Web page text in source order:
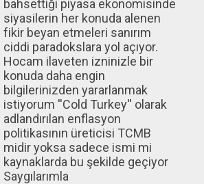
bahsettiği piyasa ekonomisinde
siyasilerin her konuda alenen
fikir beyan etmeleri sanırım
ciddi paradokslara yol açıyor.
Hocam ilaveten izninizle bir
konuda daha engin
bilgilerinizden yararlanmak
istiyorum ''Cold Turkey'' olarak
adlandırılan enflasyon
politikasının üreticisi TCMB
midir yoksa sadece ismi mi
kaynaklarda bu şekilde geçiyor
Saygılarımla